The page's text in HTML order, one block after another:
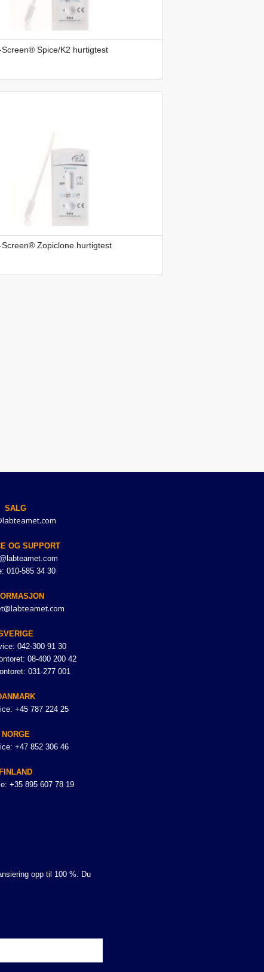
Screen® Spice/K2 hurtigtest
Screen® Zopiclone hurtigtest
SALG
OG SUPPORT
010-585 34 30
042-300 91 30
08-400 200 42
031-277 001
+45 787 224 25
NORGE
+47 852 306 46
FINLAND
+35 895 607 78 19
opp til 100 %. Du